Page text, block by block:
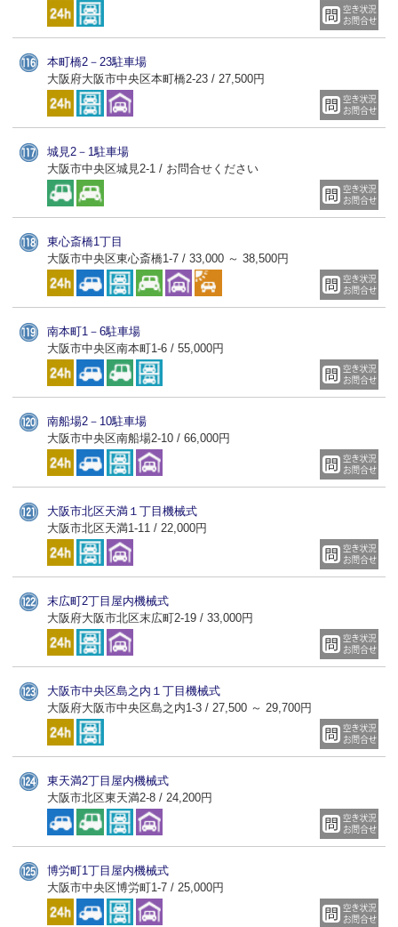
本町橋2－23駐車場
大阪府大阪市中央区本町橋2-23 / 27,500円
城見2－1駐車場
大阪市中央区城見2-1 / お問合せください
東心斎橋1丁目
大阪市中央区東心斎橋1-7 / 33,000 ～ 38,500円
南本町1－6駐車場
大阪市中央区南本町1-6 / 55,000円
南船場2－10駐車場
大阪市中央区南船場2-10 / 66,000円
大阪市北区天満１丁目機械式
大阪市北区天満1-11 / 22,000円
末広町2丁目屋内機械式
大阪府大阪市北区末広町2-19 / 33,000円
大阪市中央区島之内１丁目機械式
大阪府大阪市中央区島之内1-3 / 27,500 ～ 29,700円
東天満2丁目屋内機械式
大阪市北区東天満2-8 / 24,200円
博労町1丁目屋内機械式
大阪市中央区博労町1-7 / 25,000円